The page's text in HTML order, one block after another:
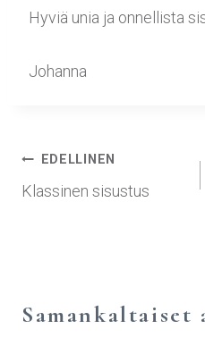
Hyviä unia ja onnellista
Johanna
EDELLINEN
Klassinen sisustus